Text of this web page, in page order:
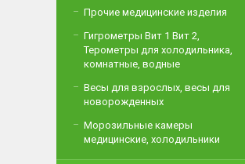
Прочие медицинские изделия
Гигрометры Вит 1 Вит 2,
Терометры для холодильника,
комнатные, водные
Весы для взрослых, весы для
новорожденных
Морозильные камеры
медицинские, холодильники